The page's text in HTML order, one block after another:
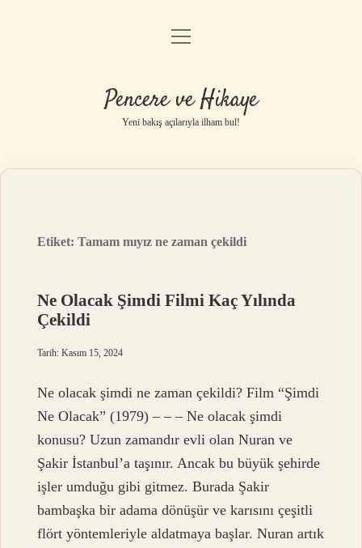
Anasayfa
Yasal Uyarı
menüyü
Pencere ve Hikaye
Yeni bakış açılarıyla ilham bul!
Etiket:Tamam mıyız ne zaman çekildi
Ne Olacak Şimdi Filmi Kaç Yılında
Çekildi
Tarih: Kasım 15, 2024
Ne olacak şimdi ne zaman çekildi? Film “Şimdi
Ne Olacak” (1979) – – – Ne olacak şimdi
konusu? Uzun zamandır evli olan Nuran ve
Şakir İstanbul’a taşınır. Ancak bu büyük şehirde
işler umduğu gibi gitmez. Burada Şakir
bambaşka bir adama dönüşür ve karısını çeşitli
flört yöntemleriyle aldatmaya başlar. Nuran artık